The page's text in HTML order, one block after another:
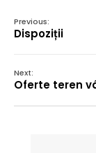
Previous:
Dispoziții
Next:
Oferte teren